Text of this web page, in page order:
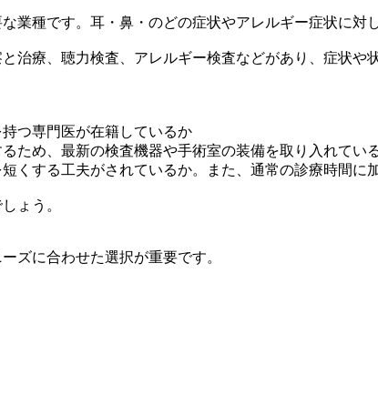
業種です。耳・鼻・のどの症状やアレルギー症状に対
治療、聴力検査、アレルギー検査などがあり、症状
つ専門医が在籍しているか
ため、最新の検査機器や手術室の装備を取り入れてい
くする工夫がされているか。また、通常の診療時間に
ょう。
ズに合わせた選択が重要です。